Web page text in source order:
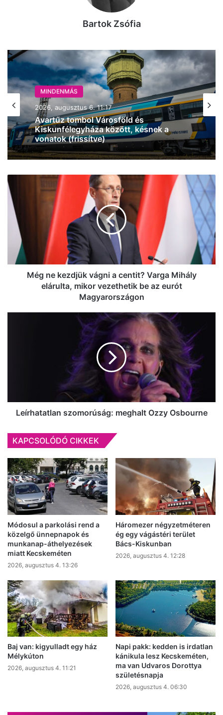
Bartok Zsófia
MINDENMÁS
2026, augusztus 6. 11:17
Avartűz tombol Városföld és
Kiskunfélegyháza között, késnek a
vonatok (frissítve)
Még
ne
kezdjük
vágni
centit?
Varga
Mihály
elárulta,
Még ne kezdjük vágni a centit? Varga Mihály
elárulta, mikor vezethetik be az eurót
Magyarországon
Leírhatatlan szomorúság: meghalt Ozzy Osbourne
KAPCSOLÓDÓ CIKKEK
Módosul a parkolási rend a
közelgő ünnepnapok és
munkanap-áthelyezések
miatt Kecskeméten
2026, augusztus 4. 13:26
Háromezer négyzetméteren
ég egy vágástéri terület
Bács-Kiskunban
2026, augusztus 4. 12:28
Baj van: kigyulladt egy ház
Mélykúton
2026, augusztus 4. 11:21
Napi pakk: kedden is irdatlan
kánikula lesz Kecskeméten,
ma van Udvaros Dorottya
születésnapja
2026, augusztus 4. 06:30